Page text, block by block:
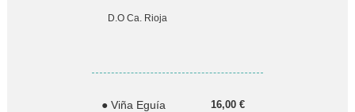
D.O Ca. Rioja
● Viña Eguía
16,00 €